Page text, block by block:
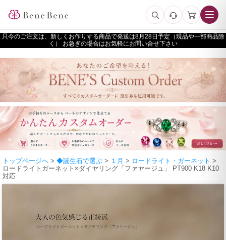
只今のご注文は、新しくお作りする商品で発送は
予定（現品や一部商品除
く） お急ぎの場合はお気軽にお問い合せ下さい
トップページへ > ◆誕生石で選ぶ > １月 > ロードライト・ガーネット >
ロードライトガーネット×ダイヤリング「ファヤージュ」 PT900 K18 K10
対応